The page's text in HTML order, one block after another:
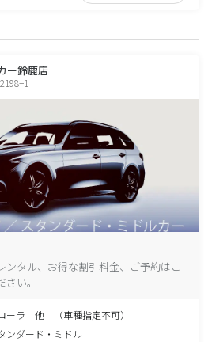
ー鈴鹿店
ンタル、お得な割引料金、ご予約はこ
い。
ーラ 他 （車種指定不可）
ンダード・ミドル